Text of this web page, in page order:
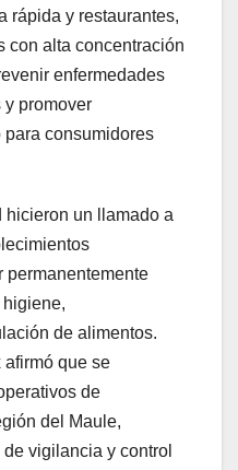
rápida y restaurantes,
con alta concentración
enfermedades
y promover
consumidores
hicieron un llamado a
permanentemente
de alimentos.
afirmó que se
de
del Maule,
vigilancia y control